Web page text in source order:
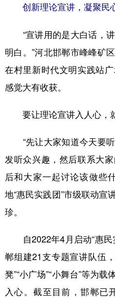
文化产业
地方频道
北京 天津
辽宁
广东 广西
陕西 甘肃
多语种频道
English Español
Русский язык
创新理论宣讲，凝聚民
“宣讲用的是大白话，讲
明白。”河北邯郸市峰峰矿
在村里新时代文明实践站
感觉大有收获。
要让理论宣讲入人心，就
“先让大家知道今天要听
发听众兴趣，然后联系大
后和大家一起讨论该做些
地“惠民实践团”市级联动宣
珍。
自2022年4月启动“惠民
郸组建21支专题宣讲队伍，
凳”“小广场”“小舞台”等为
入心。截至目前，邯郸已